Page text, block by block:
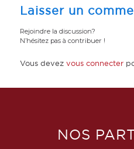
Laisser un
Rejoindre la discussion?
N’hésitez pas à contribuer !
Vous devez vous connecter
NOS